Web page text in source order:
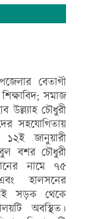
বেতাগী
সমাজ
উল্ল্যাহ চৌধুরী
সহযোগিতায়
জানুয়ারী
বশর চৌধুরী
নামে ৭৫
হালসনের
সড়ক থেকে
অবস্থিত।